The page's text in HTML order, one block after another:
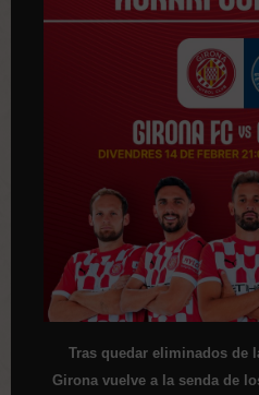
Tras quedar eliminados de
Girona vuelve a la senda de